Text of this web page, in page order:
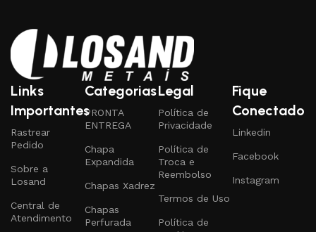
Links
Importantes
Rastrear
Pedido
Sobre a
Losand
Central de
Atendimento
Categorias
PRONTA
ENTREGA
Chapa
Expandida
Chapas Xadrez
Chapas
Perfurada
Legal
Política de
Privacidade
Política de
Troca e
Reembolso
Termos de Uso
Política de
Fique
Conectado
Linkedin
Facebook
Instagram